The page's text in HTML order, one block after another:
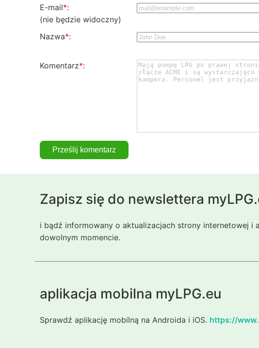
E-mail*:
(nie będzie widoczny)
Nazwa*:
Komentarz*:
Zapisz się do newslettera
i bądź informowany o aktualizacjach strony internetowej i
dowolnym momencie.
aplikacja mobilna myLPG.eu
Sprawdź aplikację mobilną na Androida i iOS. https://